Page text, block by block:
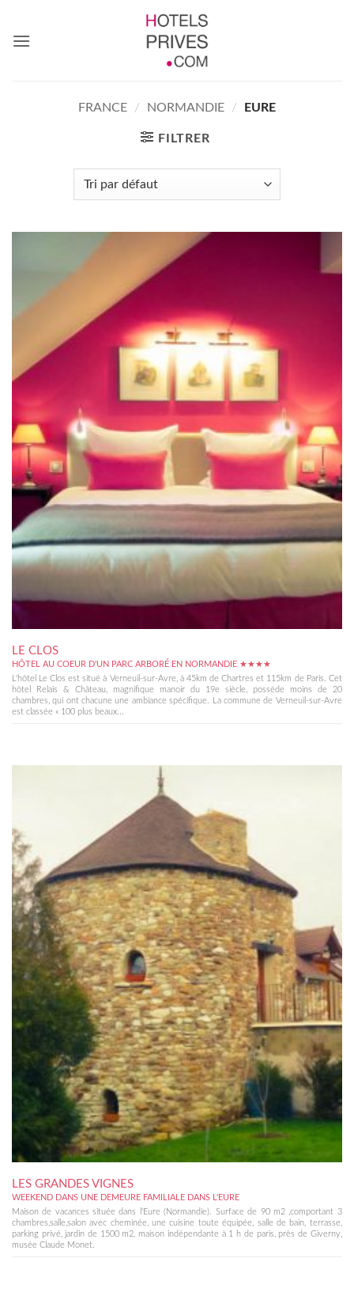
contenu
FRANCE / NORMANDIE / EURE
FILTRER
LE CLOS
HÔTEL AU COEUR D'UN PARC ARBORÉ EN NORMANDIE ★★★★
L'hôtel Le Clos est situé à Verneuil-sur-Avre, à 45km de Chartres et 115km de Paris. Cet
hôtel Relais & Château, magnifique manoir du 19e siècle, possède moins de 20
chambres, qui ont chacune une ambiance spécifique. La commune de Verneuil-sur-Avre
est classée « 100 plus beaux...
LES GRANDES VIGNES
WEEKEND DANS UNE DEMEURE FAMILIALE DANS L'EURE
Maison de vacances située dans l'Eure (Normandie). Surface de 90 m2 ,comportant 3
chambres,salle,salon avec cheminée, une cuisine toute équipée, salle de bain, terrasse,
parking privé, jardin de 1500 m2, maison indépendante à 1 h de paris, près de Giverny,
musée Claude Monet.